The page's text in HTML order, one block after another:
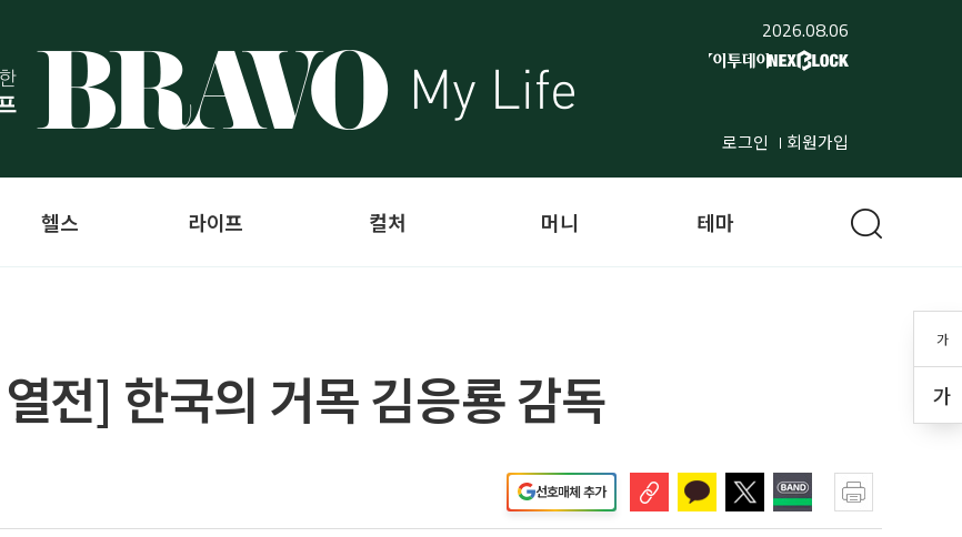
2026.08.06
로그인 회원가입
가
가
헬스 라이프 컬처 머니 테마
전] 한국의 거목 김응룡 감독
선호매체 추가